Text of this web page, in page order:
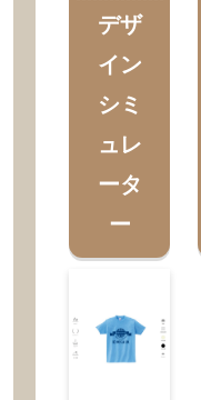
デザ
イン
シミ
ュレ
ータ
ー